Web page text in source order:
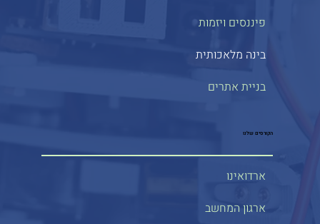
הקורסים שלנו
ארדואינו
ארגון המחשב
פיננסים ויזמות
בינה מלאכותית
בניית אתרים